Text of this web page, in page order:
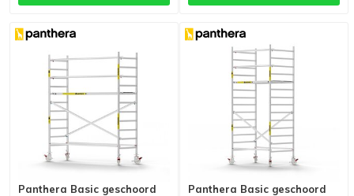
Panthera Basic geschoord
Panthera Basic geschoord